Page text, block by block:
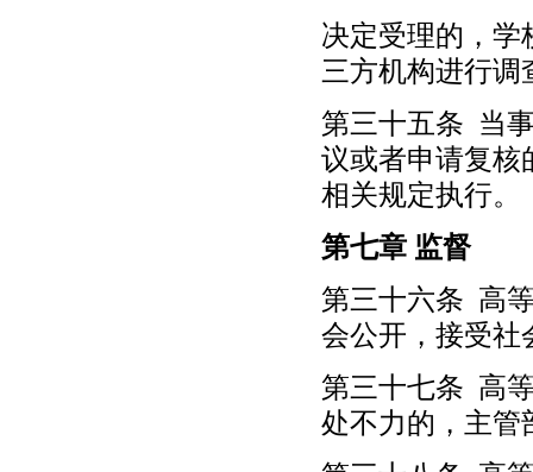
决定受理的，学
三方机构进行
第三十五条 当
议或者申请复核
相关规定执行。
第七章 监督
第三十六条 高
会公开，接受社
第三十七条 高
处不力的，主管